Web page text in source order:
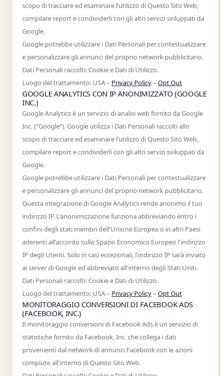
scopo di tracciare ed esaminare l’utilizzo di Questo Sito Web,
compilare report e condividerli con gli altri servizi sviluppati da
Google.
Google potrebbe utilizzare i Dati Personali per contestualizzare
e personalizzare gli annunci del proprio network pubblicitario.
Dati Personali raccolti: Cookie e Dati di Utilizzo.
Luogo del trattamento: USA – Privacy Policy– Opt Out
GOOGLE ANALYTICS CON IP ANONIMIZZATO (GOOGLE
INC.)
Google Analytics è un servizio di analisi web fornito da Google
Inc. (“Google”). Google utilizza i Dati Personali raccolti allo
scopo di tracciare ed esaminare l’utilizzo di Questo Sito Web,
compilare report e condividerli con gli altri servizi sviluppati da
Google.
Google potrebbe utilizzare i Dati Personali per contestualizzare
e personalizzare gli annunci del proprio network pubblicitario.
Questa integrazione di Google Analytics rende anonimo il tuo
indirizzo IP. L'anonimizzazione funziona abbreviando entro i
confini degli stati membri dell'Unione Europea o in altri Paesi
aderenti all'accordo sullo Spazio Economico Europeo l'indirizzo
IP degli Utenti. Solo in casi eccezionali, l'indirizzo IP sarà inviato
ai server di Google ed abbreviato all'interno degli Stati Uniti.
Dati Personali raccolti: Cookie e Dati di Utilizzo.
Luogo del trattamento: USA – Privacy Policy– Opt Out
MONITORAGGIO CONVERSIONI DI FACEBOOK ADS
(FACEBOOK, INC.)
Il monitoraggio conversioni di Facebook Ads è un servizio di
statistiche fornito da Facebook, Inc. che collega i dati
provenienti dal network di annunci Facebook con le azioni
compiute all'interno di Questo Sito Web.